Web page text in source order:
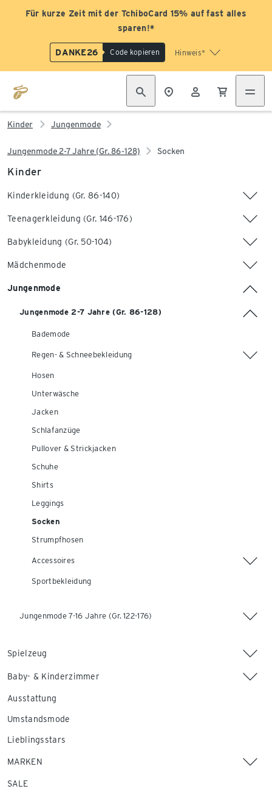
Für kurze Zeit mit der TchiboCard 15% auf fast alles
sparen!*
DANKE26 Code kopieren Hinweis*
Kinder Jungenmode
Jungenmode 2-7 Jahre (Gr. 86-128) Socken
Kinder
Kinderkleidung (Gr. 86-140)
Teenagerkleidung (Gr. 146-176)
Babykleidung (Gr. 50-104)
Mädchenmode
Jungenmode
Jungenmode 2-7 Jahre (Gr. 86-128)
Bademode
Regen- & Schneebekleidung
Hosen
Unterwäsche
Jacken
Schlafanzüge
Pullover & Strickjacken
Schuhe
Shirts
Leggings
Socken
Strumpfhosen
Accessoires
Sportbekleidung
Jungenmode 7-16 Jahre (Gr. 122-176)
Spielzeug
Baby- & Kinderzimmer
Ausstattung
Umstandsmode
Lieblingsstars
MARKEN
SALE